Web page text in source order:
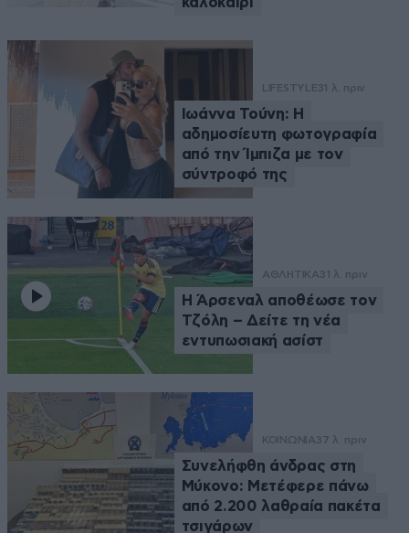
LIFESTYLE31 λ. πριν
Ιωάννα Τούνη: Η
αδημοσίευτη φωτογραφία
από την Ίμπιζα με τον
σύντροφό της
ΑΘΛΗΤΙΚΑ31 λ. πριν
Η Άρσεναλ αποθέωσε τον
Τζόλη – Δείτε τη νέα
εντυπωσιακή ασίστ
ΚΟΙΝΩΝΙΑ37 λ. πριν
Συνελήφθη άνδρας στη
Μύκονο: Μετέφερε πάνω
από 2.200 λαθραία πακέτα
τσιγάρων